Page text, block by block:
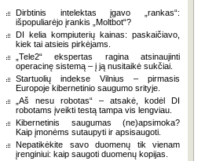
Dirbtinis intelektas įgavo „rankas“:
išpopuliarėjo įrankis „Moltbot“?
DI kelia kompiuterių kainas: paskaičiavo,
kiek tai atsieis pirkėjams.
„Tele2“ ekspertas ragina atsinaujinti
operacinę sistemą – į ją nusitaikė sukčiai.
Startuolių indekse Vilnius – pirmasis
Europoje kibernetinio saugumo srityje.
„Aš nesu robotas“ – atsakė, kodėl DI
robotams įveikti testą tampa vis lengviau.
Kibernetinis saugumas (ne)apsimoka?
Kaip įmonėms sutaupyti ir apsisaugoti.
Nepatikėkite savo duomenų tik vienam
įrenginiui: kaip saugoti duomenų kopijas.